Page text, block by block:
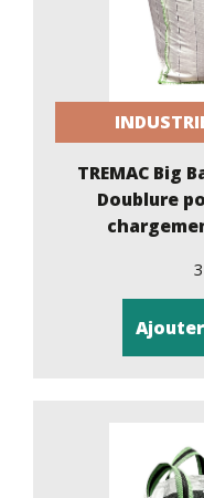
TREMAC Big
Doublure